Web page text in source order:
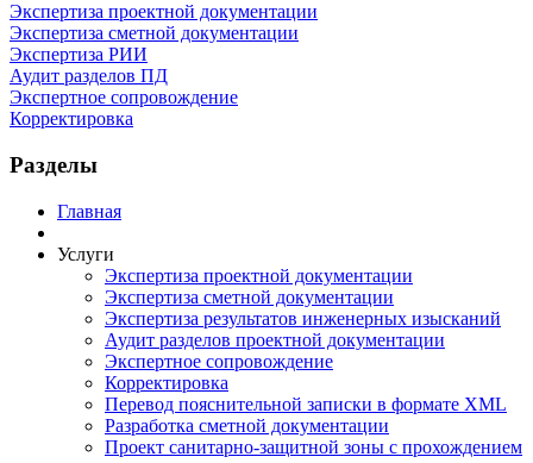
Экспертиза проектной документации
Экспертиза сметной документации
Экспертиза РИИ
Аудит разделов ПД
Экспертное сопровождение
Корректировка
Разделы
Главная
Услуги
Экспертиза проектной документации
Экспертиза сметной документации
Экспертиза результатов инженерных изысканий
Аудит разделов проектной документации
Экспертное сопровождение
Корректировка
Перевод пояснительной записки в формате XML
Разработка сметной документации
Проект санитарно-защитной зоны с прохождением